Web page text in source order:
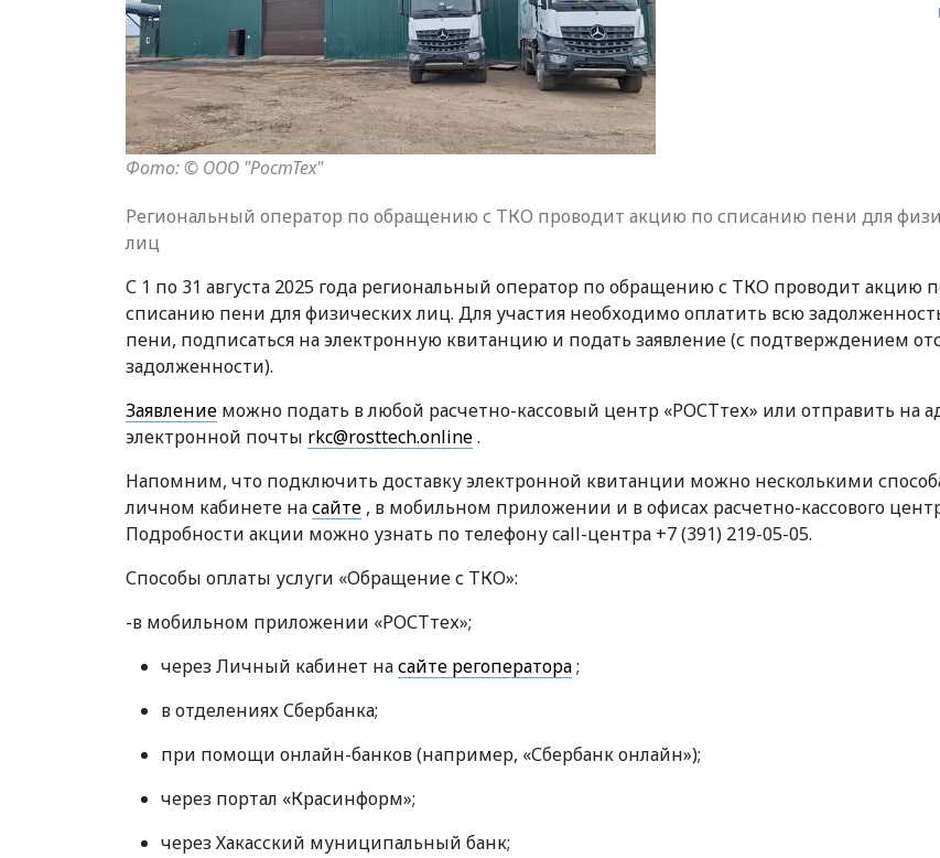
Фото: © ООО "РостТех"
Региональный оператор по обращению с ТКО проводит акцию по списанию пени для
лиц
С 1 по 31 августа 2025 года региональный оператор по обращению с ТКО проводит акцию
списанию пени для физических лиц. Для участия необходимо оплатить всю
пени, подписаться на электронную квитанцию и подать заявление (с подтверждением
задолженности).
Заявление можно подать в любой расчетно-кассовый центр «РОСТтех» или отправить на
электронной почты rkc@rosttech.online.
Напомним, что подключить доставку электронной квитанции можно несколькими
личном кабинете насайте , в мобильном приложении и в офисах расчетно-кассового
Подробности акции можно узнать по телефону call-центра +7 (391) 219-05-05.
Способы оплаты услуги «Обращение с ТКО»:
-в мобильном приложении «РОСТтех»;
через Личный кабинет насайте регоператора;
в отделениях Сбербанка;
при помощи онлайн-банков (например, «Сбербанк онлайн»);
через портал «Красинформ»;
через Хакасский муниципальный банк;